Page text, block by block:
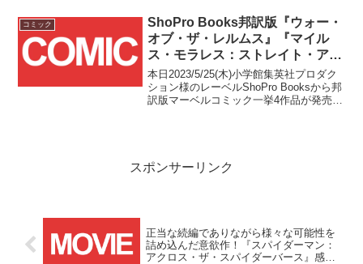
モータルX-MEN Vol.2：不義』...
コミック
ShoPro Books邦訳版『ウォー・
オブ・ザ・レルムス』『マイル
ス・モラレス：ストレイト・アウ
タ・ブルックリン』『シルク』
『スパイダーマン・ノワール』が
2023/5/25(木)一挙発売！！
本日2023/5/25(木)小学館集英社プロダク
ション様のレーベルShoPro Booksから邦
訳版マーベルコミック一挙4作品が発売と
スポンサーリンク
正当な続編でありながら様々な可能性を
詰め込んだ意欲作！『スパイダーマン：
アクロス・ザ・スパイダーバース』感